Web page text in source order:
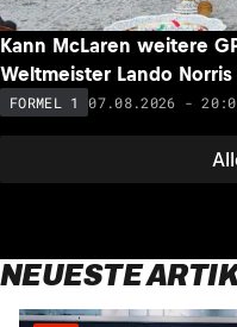
Kann McLaren weitere
Weltmeister Lando Norris
FORMEL 1 07.08.2026 -
NEUESTE